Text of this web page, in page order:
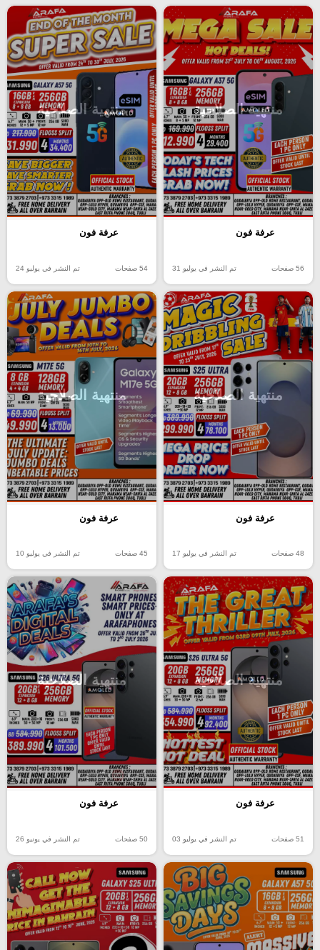
منتهية الصلاحية
عرفة فون
56 صفحات تم النشر في يوليو 31
منتهية الصلاحية
عرفة فون
54 صفحات تم النشر في يوليو 24
منتهية الصلاحية
عرفة فون
48 صفحات تم النشر في يوليو 17
منتهية الصلاحية
عرفة فون
45 صفحات تم النشر في يوليو 10
منتهية الصلاحية
عرفة فون
51 صفحات تم النشر في يوليو 03
منتهية الصلاحية
عرفة فون
50 صفحات تم النشر في يونيو 26